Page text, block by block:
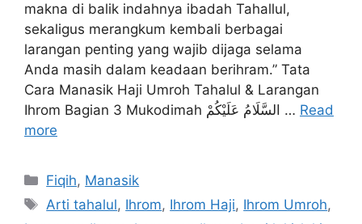
makna di balik indahnya ibadah Tahallul,
sekaligus merangkum kembali berbagai
larangan penting yang wajib dijaga selama
Anda masih dalam keadaan berihram.” Tata
Cara Manasik Haji Umroh Tahalul & Larangan
Ihrom Bagian 3 Mukodimah السَّلَامُ عَلَيْكُمْ … Read
more
Categories
Fiqih, Manasik
Tags
Arti tahalul, Ihrom, Ihrom Haji, Ihrom Umroh,